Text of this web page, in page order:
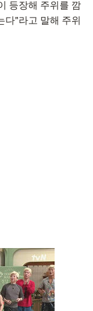
등장해 주위를 깜
다"라고 말해 주위